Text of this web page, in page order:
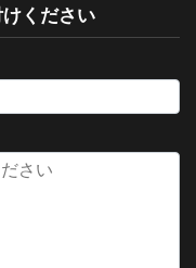
ください